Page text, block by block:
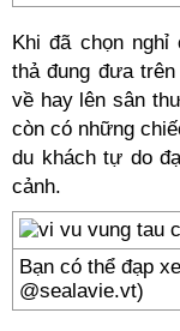
Khi đã chọn
thả đung đưa
về hay lên sân
còn có những
du khách tự do
cảnh.
Bạn có thể đạp
@sealavie.vt)